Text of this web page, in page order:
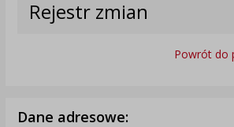
Rejestr zmian
Powrót do
Dane adresowe: